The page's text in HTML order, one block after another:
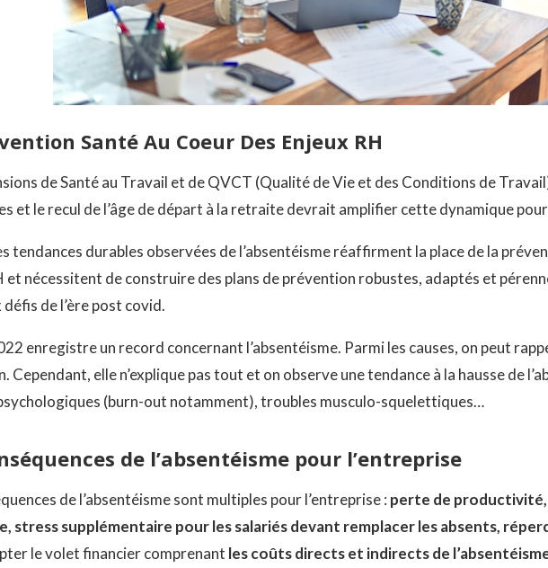
Santé Au Coeur Des Enjeux RH
de Santé au Travail et de QVCT (Qualité de Vie et des Conditions de
et le recul de l’âge de départ à la retraite devrait amplifier cette dynamique
tendances durables observées de l’absentéisme réaffirment la place de la
et nécessitent de construire des plans de prévention robustes, adaptés et
de l’ère post covid.
enregistre un record concernant l’absentéisme. Parmi les causes, on peut
Cependant, elle n’explique pas tout et on observe une tendance à la hausse de
(burn-out notamment), troubles musculo-squelettiques…
de l’absentéisme pour l’entreprise
de l’absentéisme sont multiples pour l’entreprise : perte de
stress supplémentaire pour les salariés devant remplacer les absents,
le volet financier comprenant les coûts directs et indirects de